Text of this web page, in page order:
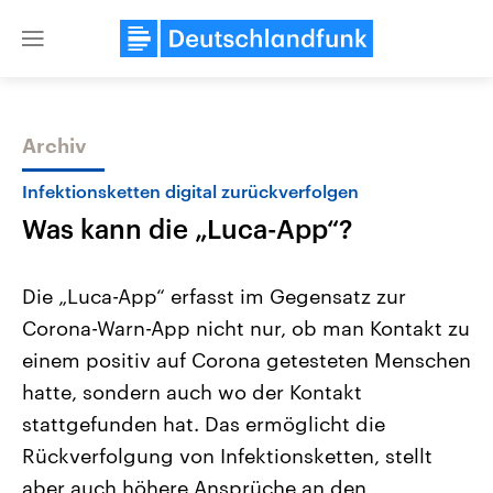
Close
Themen
Landtagswahl Sachsen-Anhalt
2026
Alle Informationen
Sachsen-Anhalt wählt am 6.
September 2026 einen neuen
Landtag. Seit 2021 wird das
Bundesland von einer Koalition aus
USA
Aktuelle Beiträge,
Hintergründe
Wirtschaftlich und
gehören die Vereinigten
den mächtigsten Ländern
mit großem Einfluss auf
Archiv
Infektionsketten digital zurückverfolgen
Was kann die „Luca-App“?
Die „Luca-App“ erfasst im Gegensatz zur
Corona-Warn-App nicht nur, ob man Kontakt zu
einem positiv auf Corona getesteten Menschen
hatte, sondern auch wo der Kontakt
stattgefunden hat. Das ermöglicht die
Rückverfolgung von Infektionsketten, stellt
aber auch höhere Ansprüche an den